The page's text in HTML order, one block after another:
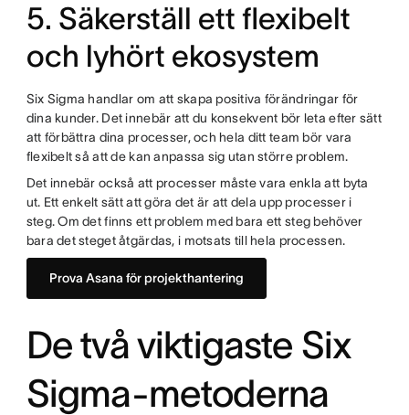
5. Säkerställ ett flexibelt
och lyhört ekosystem
Six Sigma handlar om att skapa positiva förändringar för
dina kunder. Det innebär att du konsekvent bör leta efter sätt
att förbättra dina processer, och hela ditt team bör vara
flexibelt så att de kan anpassa sig utan större problem.
Det innebär också att processer måste vara enkla att byta
ut. Ett enkelt sätt att göra det är att dela upp processer i
steg. Om det finns ett problem med bara ett steg behöver
bara det steget åtgärdas, i motsats till hela processen.
Prova Asana för projekthantering
De två viktigaste Six
Sigma-metoderna